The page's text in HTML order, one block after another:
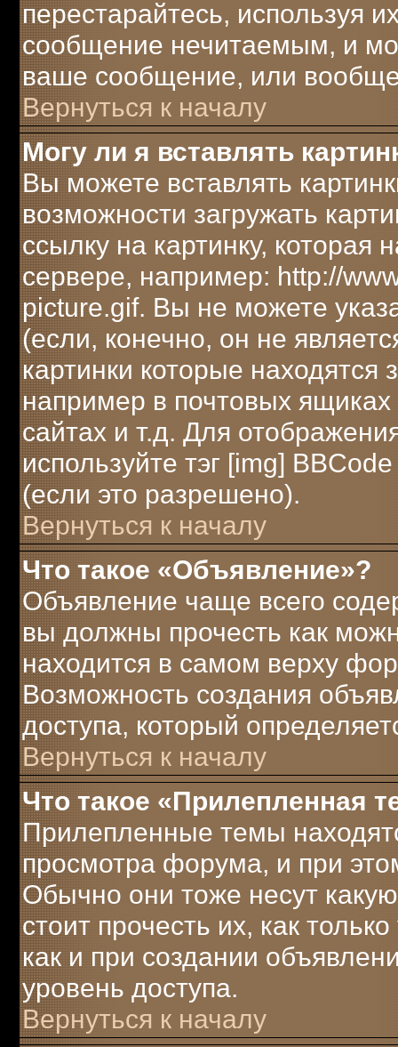
перестарайтесь, используя
сообщение нечитаемым, и
ваше сообщение, или вообще
Вернуться к началу
Могу ли я вставлять
Вы можете вставлять
возможности загружать
ссылку на картинку,
сервере, например: http://
picture.gif. Вы не можете
(если, конечно, он не
картинки которые
например в почтовых
сайтах и т.д. Для
используйте тэг [img]
(если это разрешено).
Вернуться к началу
Что такое «Объявление»?
Объявление чаще всего
вы должны прочесть как
находится в самом верху
Возможность создания
доступа, который
Вернуться к началу
Что такое «Прилепленная
Прилепленные темы
просмотра форума, и при
Обычно они тоже несут
стоит прочесть их, как
как и при создании
уровень доступа.
Вернуться к началу